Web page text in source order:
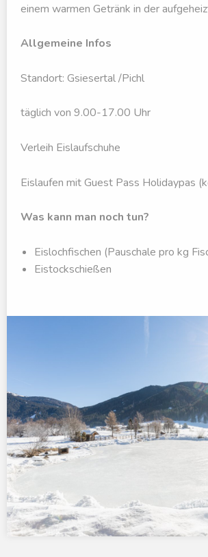
einem warmen Getränk in der
Allgemeine Infos
Standort: Gsiesertal /Pichl
täglich von 9.00-17.00 Uhr
Verleih Eislaufschuhe
Eislaufen mit Guest Pass Holidaypas
Was kann man noch tun?
Eislochfischen (Pauschale pro kg
Eistockschießen